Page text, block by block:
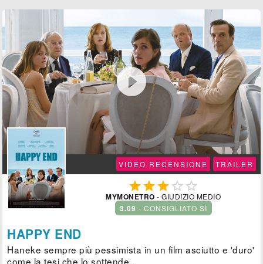

VIDEO RECENSIONE TRAILER
  
MYMONETRO - GIUDIZIO MEDIO
3.09 - CONSIGLIATO SÌ
HAPPY END
Haneke sempre più pessimista in un film asciutto e 'duro'
come la tesi che lo sottende .